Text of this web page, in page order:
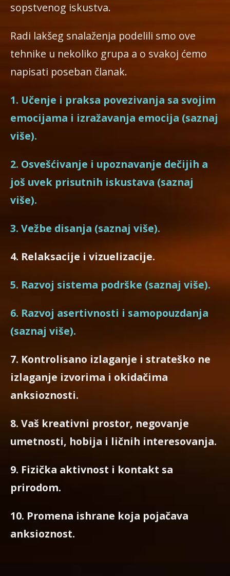
sopstvenog iskustva.
Radi lakšeg snalaženja podelili smo ove
tehnike u nekoliko grupa a o svakoj ćemo
napisati poseban članak.
1. Učenje i praksa povezivanja sa svojim
emocijama i izražavanja emocija (saznaj
više).
2. Osvešćivanje i upoznavanje dečijih a
još uvek prisutnih iskustava (saznaj
više).
3. Vežbe disanja (saznaj više).
4. Relaksacije i vizuelizacije.
5. Razvoj sistema podrške (saznaj više).
6. Razvoj asertivnosti i samopouzdanja
(saznaj više).
7. Kontrolisano izlaganje i strateško ne
izlaganje izvorima i okidačima
anksioznosti.
8. Vaš kreativni prostor, negovanje
umetnosti, hobija i ličnih interesovanja.
9. Fizička aktivnost i kontakt sa
prirodom.
10. Promena ishrane koja pojačava
anksioznost.